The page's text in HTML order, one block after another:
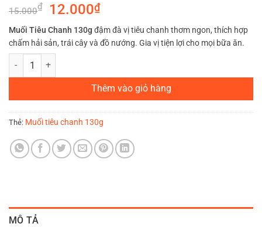
15.000₫
Giá
gốc
là:
15.000₫.
12.000₫Giá
hiện
tại
là:
Muối Tiêu Chanh 130g đậm đà vị tiêu chanh thơm ngon, thích hợp
chấm hải sản, trái cây và đồ nướng. Gia vị tiện lợi cho mọi bữa ăn.
Muối tiêu chanh 130g số lượng
Thêm vào giỏ hàng
Thẻ: Muối tiêu chanh 130g
MÔ TẢ